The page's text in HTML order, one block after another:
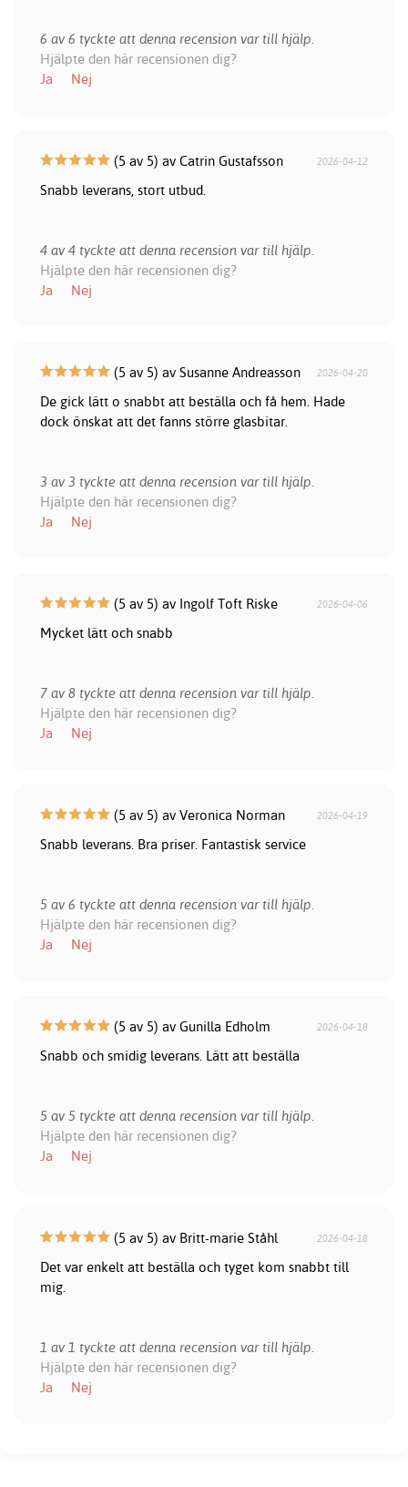
6 av 6 tyckte att denna recension var till hjälp.
Hjälpte den här recensionen dig?
Ja
Nej
(5 av 5) av Catrin Gustafsson 2026-04-12
Snabb leverans, stort utbud.
4 av 4 tyckte att denna recension var till hjälp.
Hjälpte den här recensionen dig?
Ja
Nej
(5 av 5) av Susanne Andreasson 2026-04-20
De gick lätt o snabbt att beställa och få hem. Hade
dock önskat att det fanns större glasbitar.
3 av 3 tyckte att denna recension var till hjälp.
Hjälpte den här recensionen dig?
Ja
Nej
(5 av 5) av Ingolf Toft Riske 2026-04-06
Mycket lätt och snabb
7 av 8 tyckte att denna recension var till hjälp.
Hjälpte den här recensionen dig?
Ja
Nej
(5 av 5) av Veronica Norman 2026-04-19
Snabb leverans. Bra priser. Fantastisk service
5 av 6 tyckte att denna recension var till hjälp.
Hjälpte den här recensionen dig?
Ja
Nej
(5 av 5) av Gunilla Edholm 2026-04-18
Snabb och smidig leverans. Lätt att beställa
5 av 5 tyckte att denna recension var till hjälp.
Hjälpte den här recensionen dig?
Ja
Nej
(5 av 5) av Britt-marie Ståhl 2026-04-18
Det var enkelt att beställa och tyget kom snabbt till
mig.
1 av 1 tyckte att denna recension var till hjälp.
Hjälpte den här recensionen dig?
Ja
Nej